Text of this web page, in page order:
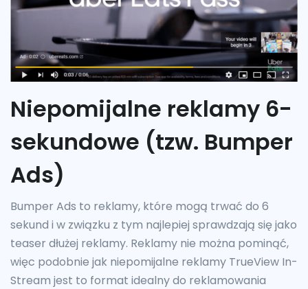
Niepomijalne reklamy 6-
sekundowe (tzw. Bumper
Ads)
Bumper Ads to reklamy, które mogą trwać do 6
sekund i w związku z tym najlepiej sprawdzają się jako
teaser dłużej reklamy. Reklamy nie można pominąć,
więc podobnie jak niepomijalne reklamy TrueView In-
Stream jest to format idealny do reklamowania